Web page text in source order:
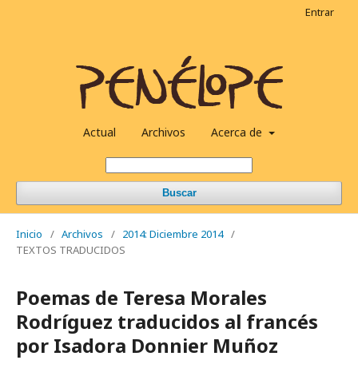
Actual Archivos Acerca de
Buscar
Entrar
Inicio / Archivos / 2014: Diciembre 2014 /
TEXTOS TRADUCIDOS
Poemas de Teresa Morales
Rodríguez traducidos al francés
por Isadora Donnier Muñoz